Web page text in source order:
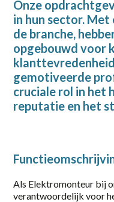
Onze
in hun sector. Met
de branche,
opgebouwd voor
gemotiveerde
cruciale rol in het
reputatie en het
Als Elektromonteur bij
verantwoordelijk voor
20-36 uur
24 - 40
24 - 40 uur
32-40 uur
36
38 uur